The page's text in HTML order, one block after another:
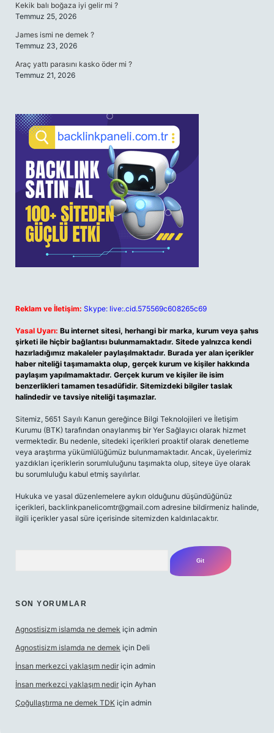
Kekik balı boğaza iyi gelir mi ?
Temmuz 25, 2026
James ismi ne demek ?
Temmuz 23, 2026
Araç yattı parasını kasko öder mi ?
Temmuz 21, 2026
Reklam ve İletişim: Skype: live:.cid.575569c608265c69
Yasal Uyarı: Bu internet sitesi, herhangi bir marka, kurum veya şahıs
şirketi ile hiçbir bağlantısı bulunmamaktadır. Sitede yalnızca kendi
hazırladığımız makaleler paylaşılmaktadır. Burada yer alan içerikler
haber niteliği taşımamakta olup, gerçek kurum ve kişiler hakkında
paylaşım yapılmamaktadır. Gerçek kurum ve kişiler ile isim
benzerlikleri tamamen tesadüfidir. Sitemizdeki bilgiler taslak
halindedir ve tavsiye niteliği taşımazlar.
Sitemiz, 5651 Sayılı Kanun gereğince Bilgi Teknolojileri ve İletişim
Kurumu (BTK) tarafından onaylanmış bir Yer Sağlayıcı olarak hizmet
vermektedir. Bu nedenle, sitedeki içerikleri proaktif olarak denetleme
veya araştırma yükümlülüğümüz bulunmamaktadır. Ancak, üyelerimiz
yazdıkları içeriklerin sorumluluğunu taşımakta olup, siteye üye olarak
bu sorumluluğu kabul etmiş sayılırlar.
Hukuka ve yasal düzenlemelere aykırı olduğunu düşündüğünüz
içerikleri, backlinkpanelicomtr@gmail.com adresine bildirmeniz halinde,
ilgili içerikler yasal süre içerisinde sitemizden kaldırılacaktır.
SON YORUMLAR
Agnostisizm islamda ne demek için admin
Agnostisizm islamda ne demek için Deli
İnsan merkezci yaklaşım nedir için admin
İnsan merkezci yaklaşım nedir için Ayhan
Çoğullaştırma ne demek TDK için admin